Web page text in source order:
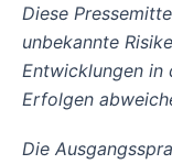
Diese
unbekannte
Entwicklungen in
Erfolgen
Die